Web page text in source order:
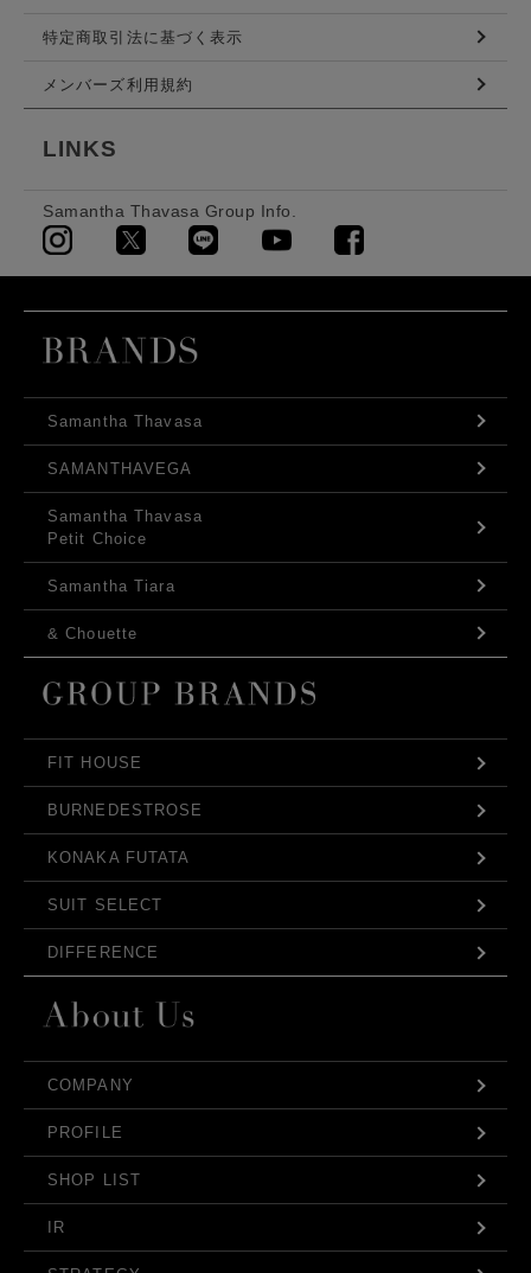
特定商取引法に基づく表示
メンバーズ利用規約
LINKS
Samantha Thavasa Group Info.
Samantha Thavasa
SAMANTHAVEGA
Samantha Thavasa
Petit Choice
Samantha Tiara
& Chouette
FIT HOUSE
BURNEDESTROSE
KONAKA FUTATA
SUIT SELECT
DIFFERENCE
COMPANY
PROFILE
SHOP LIST
IR